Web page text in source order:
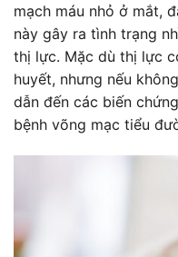
mạch máu nhỏ ở mắt,
này gây ra tình trạng
thị lực. Mặc dù thị lực
huyết, nhưng nếu
dẫn đến các biến
bệnh võng mạc tiểu